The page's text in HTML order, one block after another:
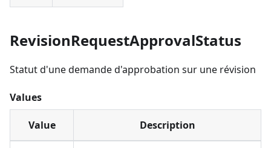
RevisionRequestApprovalStatus
Statut d'une demande d'approbation sur une révision
Values
Value Description